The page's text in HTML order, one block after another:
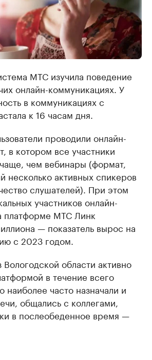
МТС изучила поведение
онлайн-коммуникациях. У
в коммуникациях с
к 16 часам дня.
проводили онлайн-
в котором все участники
чем вебинары (формат,
несколько активных спикеров
слушателей). При этом
участников онлайн-
платформе МТС Линк
— показатель вырос на
с 2023 годом.
Вологодской области активно
в течение всего
наиболее часто назначали и
общались с коллегами,
в послеобеденное время —